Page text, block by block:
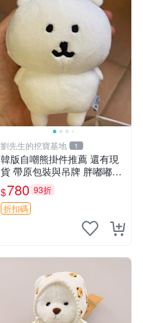
劉先生的挖寶基地 1
韓版自嘲熊掛件推薦 還有現
貨 帶原包裝與吊牌 胖嘟嘟超
可愛 毛絨手感佳 小熊掛件 自
嘲抱枕 小熊抱枕
$780 93折
折扣碼